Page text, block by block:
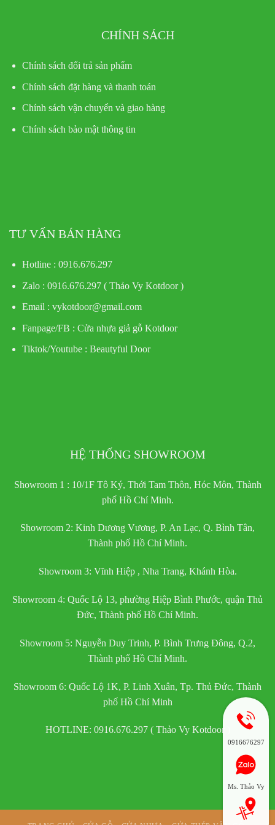
CHÍNH SÁCH
Chính sách đổi trả sản phẩm
Chính sách đặt hàng và thanh toán
Chính sách vận chuyển và giao hàng
Chính sách bảo mật thông tin
TƯ VẤN BÁN HÀNG
Hotline : 0916.676.297
Zalo : 0916.676.297 ( Thảo Vy Kotdoor )
Email : vykotdoor@gmail.com
Fanpage/FB : Cửa nhựa giả gỗ Kotdoor
Tiktok/Youtube : Beautyful Door
HỆ THỐNG SHOWROOM
Showroom 1 : 10/1F Tô Ký, Thới Tam Thôn, Hóc Môn, Thành
phố Hồ Chí Minh.
Showroom 2: Kinh Dương Vương, P. An Lạc, Q. Bình Tân,
Thành phố Hồ Chí Minh.
Showroom 3: Vĩnh Hiệp , Nha Trang, Khánh Hòa.
Showroom 4: Quốc Lộ 13, phường Hiệp Bình Phước, quận Thủ
Đức, Thành phố Hồ Chí Minh.
Showroom 5: Nguyễn Duy Trinh, P. Bình Trưng Đông, Q.2,
Thành phố Hồ Chí Minh.
Showroom 6: Quốc Lộ 1K, P. Linh Xuân, Tp. Thủ Đức, Thành
phố Hồ Chí Minh
HOTLINE: 0916.676.297 ( Thảo Vy Kotdoor )
0916676297
Ms. Thảo Vy